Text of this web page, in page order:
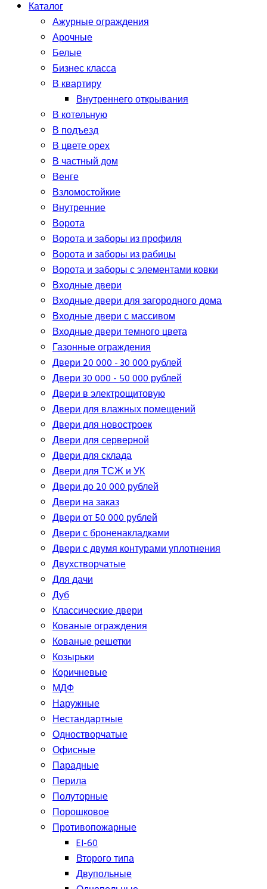
Каталог
Ажурные ограждения
Арочные
Белые
Бизнес класса
В квартиру
Внутреннего открывания
В котельную
В подъезд
В цвете орех
В частный дом
Венге
Взломостойкие
Внутренние
Ворота
Ворота и заборы из профиля
Ворота и заборы из рабицы
Ворота и заборы с элементами ковки
Входные двери
Входные двери для загородного дома
Входные двери с массивом
Входные двери темного цвета
Газонные ограждения
Двери 20 000 - 30 000 рублей
Двери 30 000 - 50 000 рублей
Двери в электрощитовую
Двери для влажных помещений
Двери для новостроек
Двери для серверной
Двери для склада
Двери для ТСЖ и УК
Двери до 20 000 рублей
Двери на заказ
Двери от 50 000 рублей
Двери с броненакладками
Двери с двумя контурами уплотнения
Двухстворчатые
Для дачи
Дуб
Классические двери
Кованые ограждения
Кованые решетки
Козырьки
Коричневые
МДФ
Наружные
Нестандартные
Одностворчатые
Офисные
Парадные
Перила
Полуторные
Порошковое
Противопожарные
EI-60
Второго типа
Двупольные